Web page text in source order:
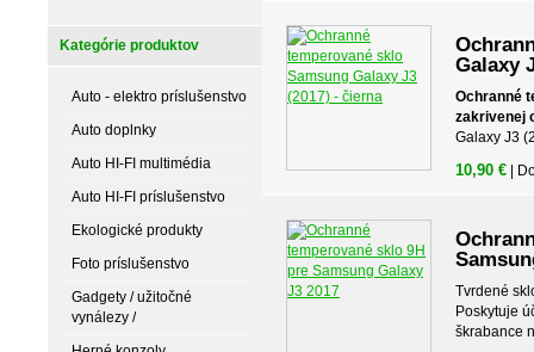
Kategórie produktov
Auto - elektro príslušenstvo
Auto doplnky
Auto HI-FI multimédia
Auto HI-FI príslušenstvo
Ekologické produkty
Foto príslušenstvo
Gadgety / užitočné
vynálezy /
Galaxy
Ochranné
zakrivenej
Galaxy J3
10,90 € |
Tvrdené
Poskytuje
škrabance